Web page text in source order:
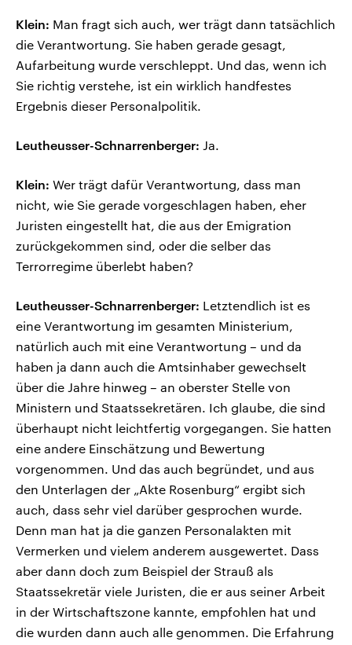
Klein: Man fragt sich auch, wer trägt dann tatsächlich
die Verantwortung. Sie haben gerade gesagt,
Aufarbeitung wurde verschleppt. Und das, wenn ich
Sie richtig verstehe, ist ein wirklich handfestes
Ergebnis dieser Personalpolitik.
Leutheusser-Schnarrenberger: Ja.
Klein: Wer trägt dafür Verantwortung, dass man
nicht, wie Sie gerade vorgeschlagen haben, eher
Juristen eingestellt hat, die aus der Emigration
zurückgekommen sind, oder die selber das
Terrorregime überlebt haben?
Leutheusser-Schnarrenberger: Letztendlich ist es
eine Verantwortung im gesamten Ministerium,
natürlich auch mit eine Verantwortung – und da
haben ja dann auch die Amtsinhaber gewechselt
über die Jahre hinweg – an oberster Stelle von
Ministern und Staatssekretären. Ich glaube, die sind
überhaupt nicht leichtfertig vorgegangen. Sie hatten
eine andere Einschätzung und Bewertung
vorgenommen. Und das auch begründet, und aus
den Unterlagen der „Akte Rosenburg“ ergibt sich
auch, dass sehr viel darüber gesprochen wurde.
Denn man hat ja die ganzen Personalakten mit
Vermerken und vielem anderem ausgewertet. Dass
aber dann doch zum Beispiel der Strauß als
Staatssekretär viele Juristen, die er aus seiner Arbeit
in der Wirtschaftszone kannte, empfohlen hat und
die wurden dann auch alle genommen. Die Erfahrung